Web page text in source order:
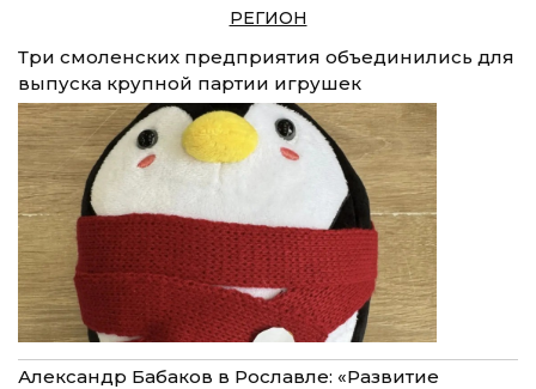
РЕГИОН
Три смоленских предприятия объединились для
выпуска крупной партии игрушек
Александр Бабаков в Рославле: «Развитие